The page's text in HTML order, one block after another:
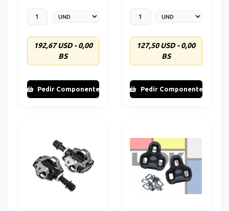
192,67 USD - 0,00
BS
Pedir Componente
127,50 USD - 0,00
BS
Pedir Componente